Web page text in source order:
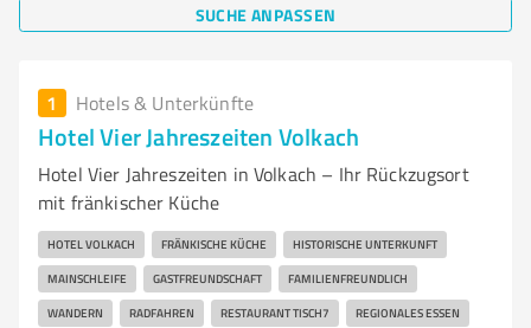
SUCHE ANPASSEN
1 Hotels & Unterkünfte
Hotel Vier Jahreszeiten Volkach
Hotel Vier Jahreszeiten in Volkach – Ihr Rückzugsort
mit fränkischer Küche
HOTEL VOLKACH FRÄNKISCHE KÜCHE HISTORISCHE UNTERKUNFT
MAINSCHLEIFE GASTFREUNDSCHAFT FAMILIENFREUNDLICH
WANDERN RADFAHREN RESTAURANT TISCH7 REGIONALES ESSEN